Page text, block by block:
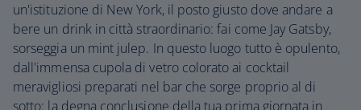
un'istituzione di New York, il posto giusto dove andare a
bere un drink in città straordinario: fai come Jay Gatsby,
sorseggia un mint julep. In questo luogo tutto è opulento,
dall'immensa cupola di vetro colorato ai cocktail
meravigliosi preparati nel bar che sorge proprio al di
sotto: la degna conclusione della tua prima giornata in